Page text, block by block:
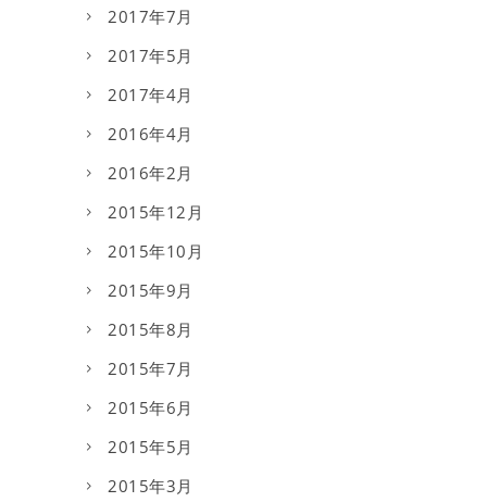
2017年7月
2017年5月
2017年4月
2016年4月
2016年2月
2015年12月
2015年10月
2015年9月
2015年8月
2015年7月
2015年6月
2015年5月
2015年3月